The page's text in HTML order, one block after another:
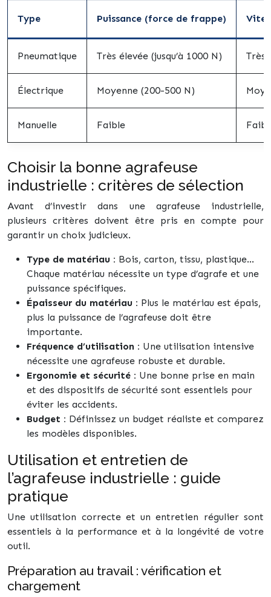
Type Puissance (force de frappe)
Pneumatique Très élevée (jusqu’à 1000 N) Très
Électrique Moyenne (200-500 N)
Manuelle Faible
Choisir la bonne agrafeuse
industrielle : critères de sélection
Avant d’investir dans une agrafeuse industrielle,
plusieurs critères doivent être pris en compte pour
garantir un choix judicieux.
Type de matériau : Bois, carton, tissu, plastique…
Chaque matériau nécessite un type d’agrafe et une
puissance spécifiques.
Épaisseur du matériau : Plus le matériau est épais,
plus la puissance de l’agrafeuse doit être
importante.
Fréquence d’utilisation : Une utilisation intensive
nécessite une agrafeuse robuste et durable.
Ergonomie et sécurité : Une bonne prise en main
et des dispositifs de sécurité sont essentiels pour
éviter les accidents.
Budget : Définissez un budget réaliste et comparez
les modèles disponibles.
Utilisation et entretien de
l’agrafeuse industrielle : guide
pratique
Une utilisation correcte et un entretien régulier sont
essentiels à la performance et à la longévité de votre
outil.
Préparation au travail : vérification et
chargement